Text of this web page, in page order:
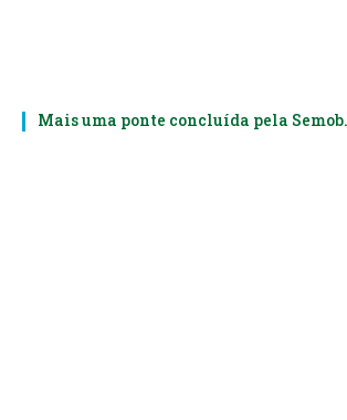
Mais uma ponte concluída pela Semob.